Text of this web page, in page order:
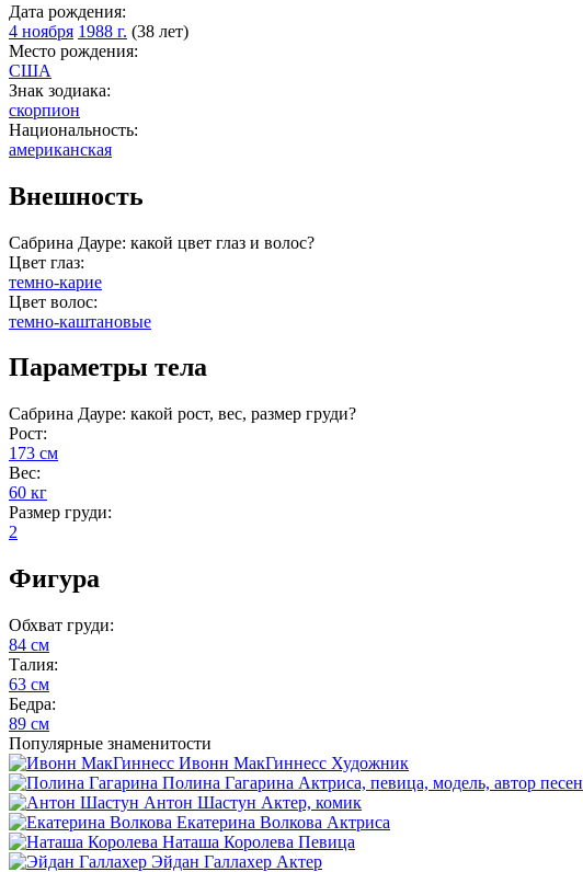
Дата рождения:
4 ноября 1988 г. (38 лет)
Место рождения:
США
Знак зодиака:
скорпион
Национальность:
американская
Внешность
Сабрина Дауре: какой цвет глаз и волос?
Цвет глаз:
темно-карие
Цвет волос:
темно-каштановые
Параметры тела
Сабрина Дауре: какой рост, вес, размер груди?
Рост:
173 см
Вес:
60 кг
Размер груди:
2
Фигура
Обхват груди:
84 см
Талия:
63 см
Бедра:
89 см
Популярные знаменитости
Ивонн МакГиннесс Художник
Полина Гагарина Актриса, певица, модель, автор песен
Антон Шастун Актер, комик
Екатерина Волкова Актриса
Наташа Королева Певица
Эйдан Галлахер Актер